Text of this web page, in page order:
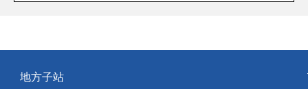
地方子站